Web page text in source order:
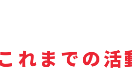
れまでの活